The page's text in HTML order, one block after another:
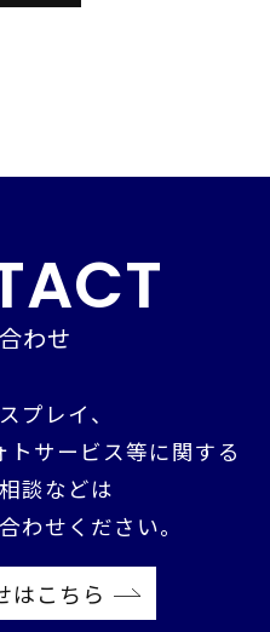
わせ
プレイ、
サービス等に関する
談などは
わせください。
はこちら